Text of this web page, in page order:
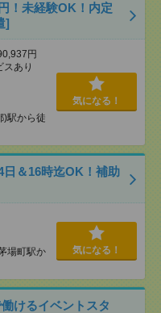
！未経験OK！内定
]
円
あり
)駅から徒
気になる！
日＆16時迄OK！補助
場町駅か
気になる！
けるイベントスタ